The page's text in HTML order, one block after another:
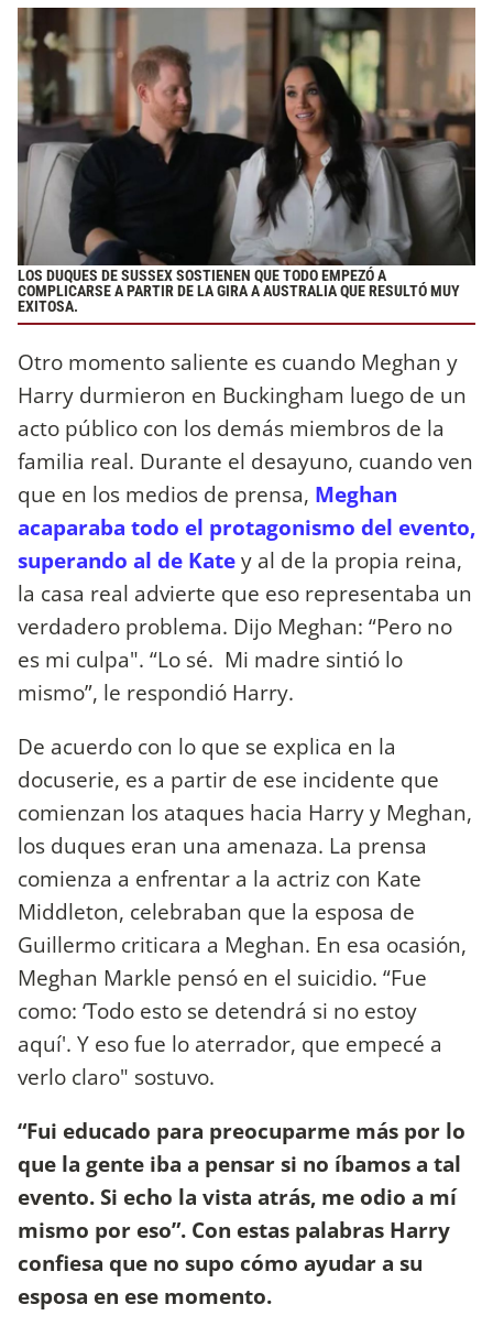
LOS DUQUES DE SUSSEX SOSTIENEN QUE TODO EMPEZÓ A
COMPLICARSE A PARTIR DE LA GIRA A AUSTRALIA QUE RESULTÓ MUY
EXITOSA.
Otro momento saliente es cuando Meghan y
Harry durmieron en Buckingham luego de un
acto público con los demás miembros de la
familia real. Durante el desayuno, cuando ven
que en los medios de prensa, Meghan
acaparaba todo el protagonismo del evento,
superando al de Katey al de la propia reina,
la casa real advierte que eso representaba un
verdadero problema. Dijo Meghan: “Pero no
es mi culpa". “Lo sé. Mi madre sintió lo
mismo”, le respondió Harry.
De acuerdo con lo que se explica en la
docuserie, es a partir de ese incidente que
comienzan los ataques hacia Harry y Meghan,
los duques eran una amenaza. La prensa
comienza a enfrentar a la actriz con Kate
Middleton, celebraban que la esposa de
Guillermo criticara a Meghan. En esa ocasión,
Meghan Markle pensó en el suicidio. “Fue
como: ‘Todo esto se detendrá si no estoy
aquí'. Y eso fue lo aterrador, que empecé a
verlo claro" sostuvo.
“Fui educado para preocuparme más por lo
que la gente iba a pensar si no íbamos a tal
evento. Si echo la vista atrás, me odio a mí
mismo por eso”. Con estas palabras Harry
confiesa que no supo cómo ayudar a su
esposa en ese momento.